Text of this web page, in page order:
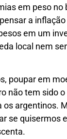
em peso no
a
em um
local nem
poupar em
não tem sido
os argentinos.
se quisermos